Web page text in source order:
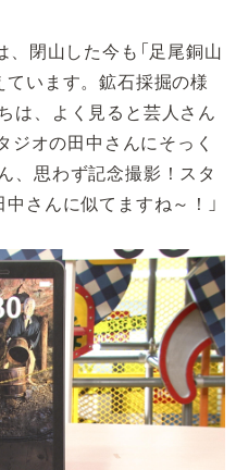
閉山した今も「足尾銅山
ています。鉱石採掘の様
は、よく見ると芸人さん
ジオの田中さんにそっく
、思わず記念撮影！スタ
さんに似てますね～！」